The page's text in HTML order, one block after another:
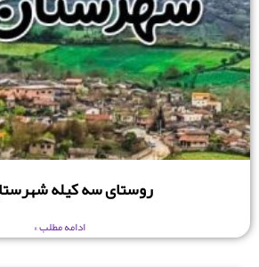
روستای سه کیله
ادامه مطلب »